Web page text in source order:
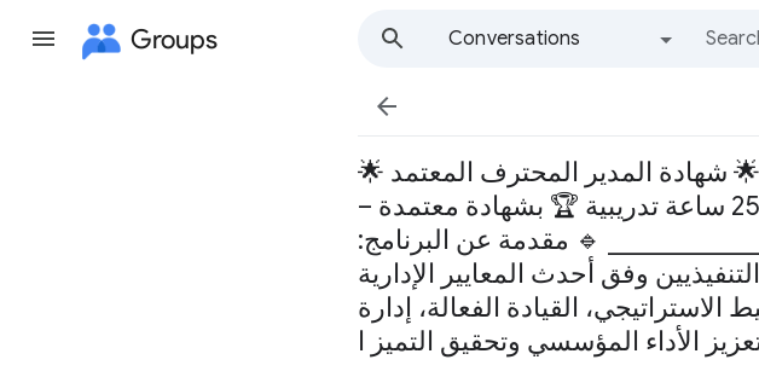
Groups
Conversations

🌟 شهادة المدير المحترف المعتمد 🌟 Certified Professional Manager 📅 التاريخ: من 13 إلى 17 أبريل
2025 📍 المكان: القاهرة – جمهورية مصر العربية ⏳ المدة: 5 أيام – 25 ساعة تدريبية 🏆 بشهادة معتمدة –
🔹 مقدمة عن البرنامج:
وفق أحدث المعايير الإدارية
القيادة الفعالة، إدارة
الأداء المؤسسي وتحقيق التميز ا